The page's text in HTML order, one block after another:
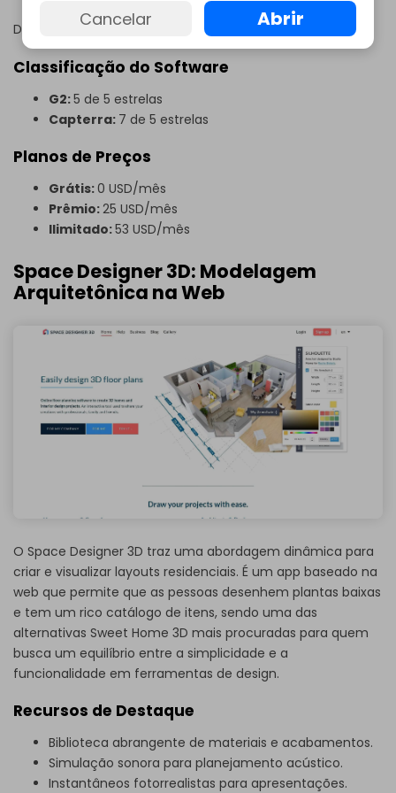
Disponibiliza uma maneira inovadora de visualizar designs.
Classificação do Software
G2:5 de 5 estrelas
Capterra: 7 de 5 estrelas
Planos de Preços
Grátis:0 USD/mês
Prêmio:25 USD/mês
Ilimitado:53 USD/mês
Space Designer 3D: Modelagem
Arquitetônica na Web
O Space Designer 3D traz uma abordagem dinâmica para
criar e visualizar layouts residenciais. É um app baseado na
web que permite que as pessoas desenhem plantas baixas
e tem um rico catálogo de itens, sendo uma das
alternativas Sweet Home 3D mais procuradas para quem
busca um equilíbrio entre a simplicidade e a
funcionalidade em ferramentas de design.
Recursos de Destaque
Biblioteca abrangente de materiais e acabamentos.
Simulação sonora para planejamento acústico.
Instantâneos fotorrealistas para apresentações.
Cancelar Abrir